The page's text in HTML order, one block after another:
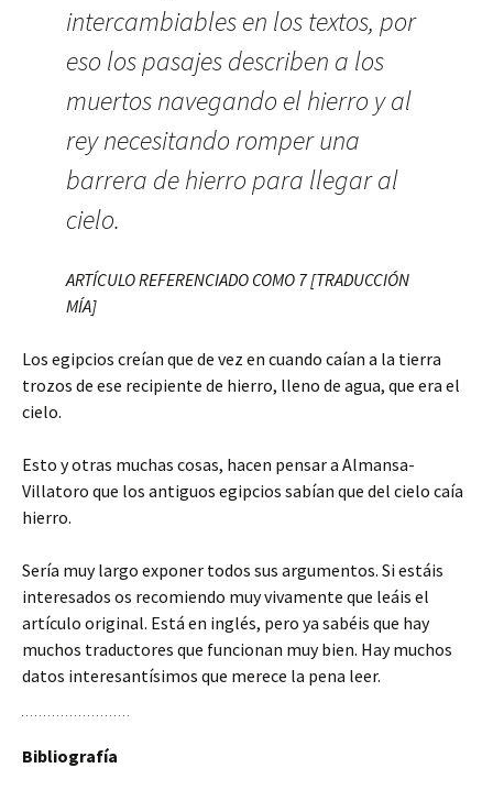
intercambiables en los textos, por
eso los pasajes describen a los
muertos navegando el hierro y al
rey necesitando romper una
barrera de hierro para llegar al
cielo.
ARTÍCULO REFERENCIADO COMO 7 [TRADUCCIÓN
MÍA]
Los egipcios creían que de vez en cuando caían a la tierra
trozos de ese recipiente de hierro, lleno de agua, que era el
cielo.
Esto y otras muchas cosas, hacen pensar a Almansa-
Villatoro que los antiguos egipcios sabían que del cielo caía
hierro.
Sería muy largo exponer todos sus argumentos. Si estáis
interesados os recomiendo muy vivamente que leáis el
artículo original. Está en inglés, pero ya sabéis que hay
muchos traductores que funcionan muy bien. Hay muchos
datos interesantísimos que merece la pena leer.
Bibliografía